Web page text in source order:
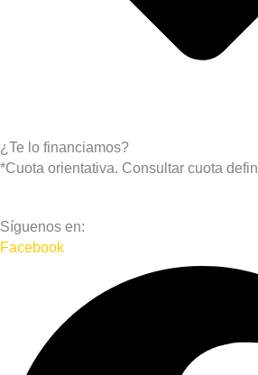
¿Te lo financiamos?
*Cuota orientativa. Consultar cuota
Síguenos en:
Facebook